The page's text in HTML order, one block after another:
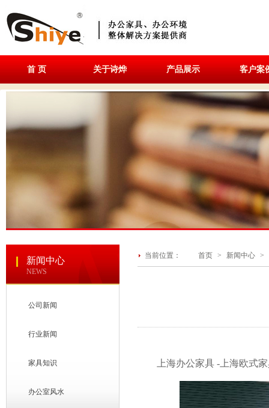
首 页 关于诗烨 产品展示 客户案
新闻中心
NEWS
公司新闻
行业新闻
家具知识
办公室风水
当前位置： 首页 > 新闻中心 >
上海办公家具 -上海欧式家